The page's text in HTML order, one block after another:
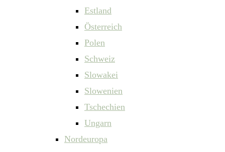
Estland
Österreich
Polen
Schweiz
Slowakei
Slowenien
Tschechien
Ungarn
Nordeuropa